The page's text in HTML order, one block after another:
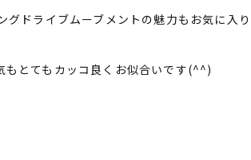
グドライブムーブメントの魅力もお気に入
もとてもカッコ良くお似合いです(^^)